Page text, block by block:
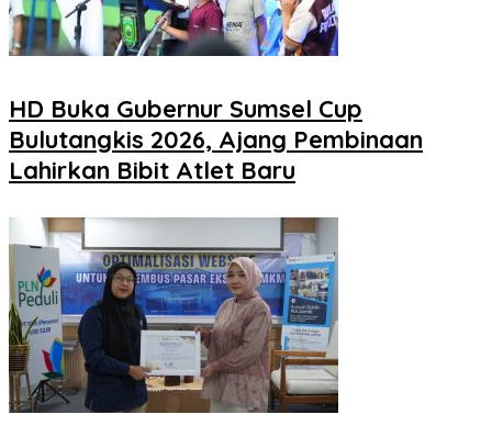
HD Buka Gubernur Sumsel Cup
Bulutangkis 2026, Ajang Pembinaan
Lahirkan Bibit Atlet Baru